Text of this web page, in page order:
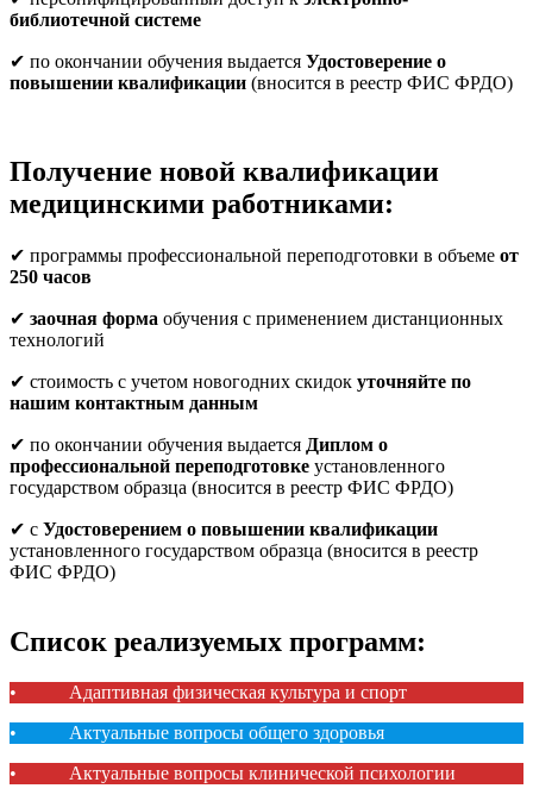
библиотечной системе
✔ по окончании обучения выдается Удостоверение о
повышении квалификации (вносится в реестр ФИС ФРДО)
Получение новой квалификации
медицинскими работниками:
✔ программы профессиональной переподготовки в объеме от
250 часов
✔ заочная форма обучения с применением дистанционных
технологий
✔ стоимость с учетом новогодних скидок уточняйте по
нашим контактным данным
✔ по окончании обучения выдается Диплом о
профессиональной переподготовке установленного
государством образца (вносится в реестр ФИС ФРДО)
✔ с Удостоверением о повышении квалификации
установленного государством образца (вносится в реестр
ФИС ФРДО)
Список реализуемых программ:
• Адаптивная физическая культура и спорт
• Актуальные вопросы общего здоровья
• Актуальные вопросы клинической психологии